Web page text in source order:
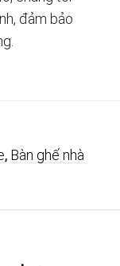
đảm bảo
, Bàn ghế nhà